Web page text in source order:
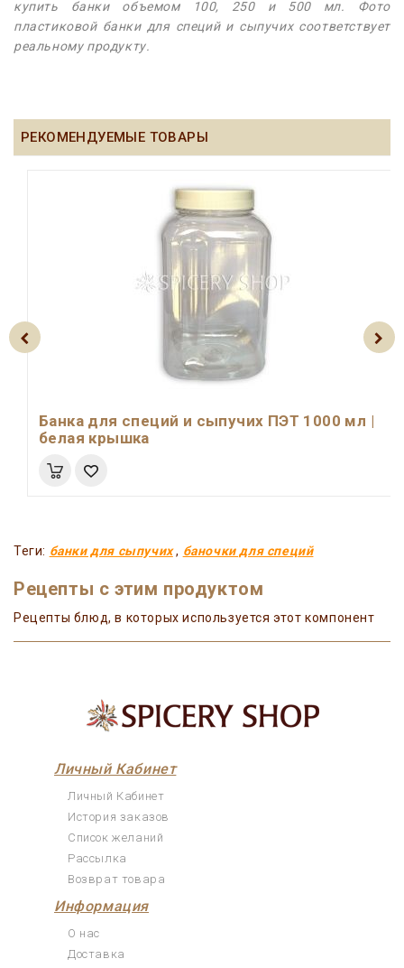
купить банки объемом 100, 250 и 500 мл. Фото
пластиковой банки для специй и сыпучих соответствует
реальному продукту.
РЕКОМЕНДУЕМЫЕ ТОВАРЫ
Банка для специй и сыпучих ПЭТ 1000 мл |
белая крышка
Теги: банки для сыпучих, баночки для специй
Рецепты с этим продуктом
Рецепты блюд, в которых используется этот компонент
Личный Кабинет
Личный Кабинет
История заказов
Список желаний
Рассылка
Возврат товара
Информация
О нас
Доставка